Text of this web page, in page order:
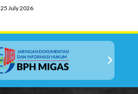
25 July 2026